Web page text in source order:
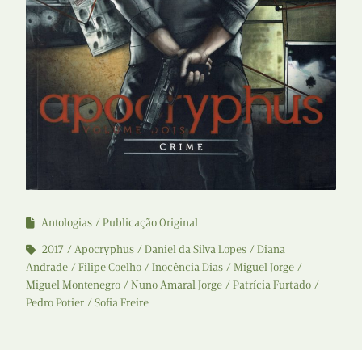
Antologias
Publicação Original
2017
Apocryphus Daniel da Silva Lopes
Diana
Andrade
Filipe Coelho Inocência Dias
Miguel Jorge
Miguel Montenegro
Nuno Amaral Jorge
Patrícia Furtado
Pedro Potier
Sofia Freire